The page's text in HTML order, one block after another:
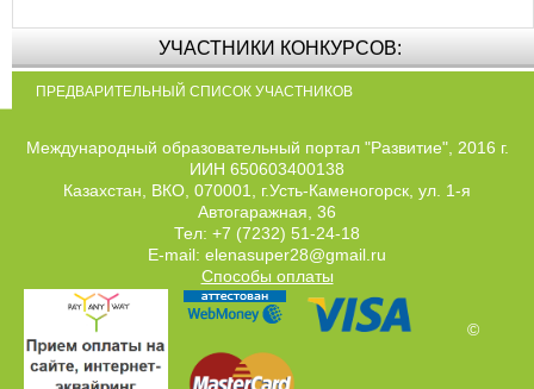
УЧАСТНИКИ КОНКУРСОВ:
ПРЕДВАРИТЕЛЬНЫЙ СПИСОК УЧАСТНИКОВ
Международный образовательный портал "Развитие", 2016 г.
ИИН 650603400138
Казахстан, ВКО, 070001, г.Усть-Каменогорск, ул. 1-я
Автогаражная, 36
Тел: +7 (7232) 51-24-18
E-mail: elenasuper28@gmail.ru
Способы оплаты
©